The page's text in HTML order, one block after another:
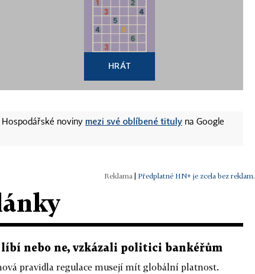
HRÁT
Hospodářské noviny mezi své oblíbené tituly na Google
Předplatné HN+ je zcela bez reklam.
líbí nebo ne, vzkázali politici bankéřům
pravidla regulace musejí mít globální platnost.